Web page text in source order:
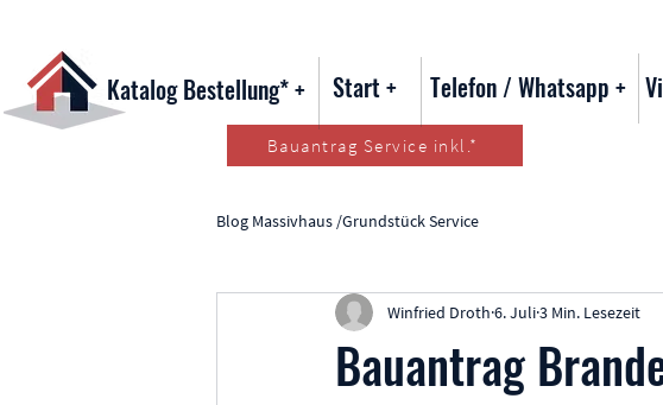
Bauantrag Service inkl.*
Katalog Bestellung* + Start + Telefon / Whatsapp +
Blog Massivhaus /Grundstück Service
Bauantrag
Winfried Droth 6. Juli3 Min. Lesezeit